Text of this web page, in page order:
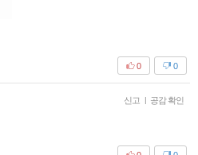
0
0
신고 | 공감 확인